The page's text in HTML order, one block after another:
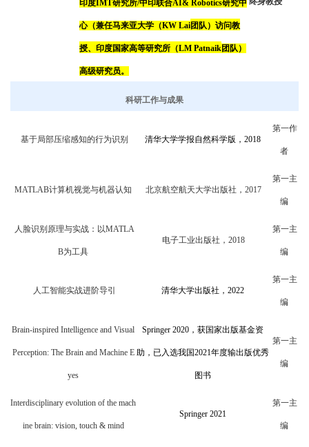
印度 IMT研究所/中印联合AI & Robotics研究中
心（兼任马来亚大学（KW Lai团队）访问教
授、印度国家高等研究所（LM Patnaik团队）
高级研究员。
科研工作与成果
基于局部压缩感知的行为识别 清华大学学报自然科学版， 2018
第一作
者
MATLAB计算机视觉与机器认知 北京航空航天大学出版社， 2017
第一主
编
人脸识别原理与实战：以MATLA
B为工具
电子工业出版社， 2018
第一主
编
人工智能实战进阶导引 清华大学出版社， 2022
第一主
编
Brain-inspired Intelligence and Visual
Perception: The Brain and Machine E
yes
Springer2020，获国家出版基金资
助，已入选我国2021年度输出版优秀
图书
第一主
编
Interdisciplinary evolution of the mach
ine brain: vision, touch & mind
Springer2021
第一主
编